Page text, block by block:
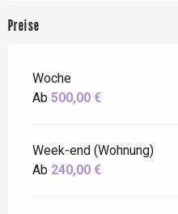
Preise
Woche
Ab 500,00 €
Week-end (Wohnung)
Ab 240,00 €